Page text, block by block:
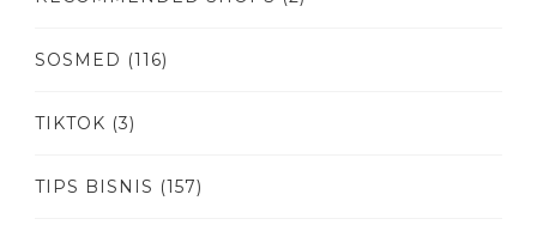
SOSMED (116)
TIKTOK (3)
TIPS BISNIS (157)